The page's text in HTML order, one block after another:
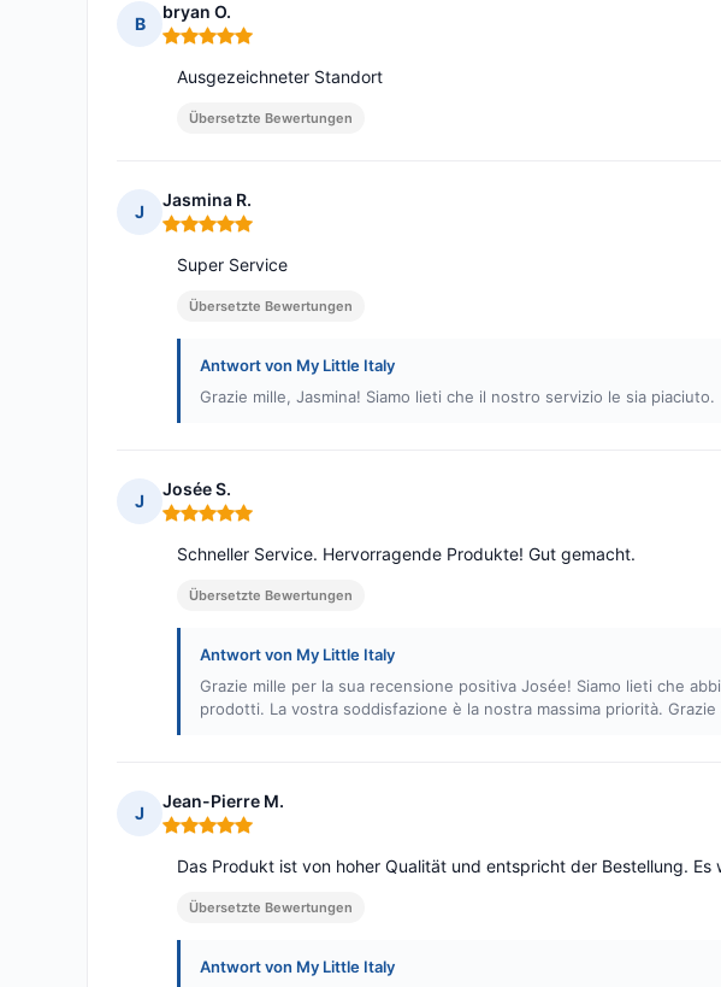
B
bryan O.
Hinweis: 5 von 5
Ausgezeichneter Standort
Übersetzte Bewertungen
J
Jasmina R.
Hinweis: 5 von 5
Super Service
Übersetzte Bewertungen
Antwort von My Little Italy
Grazie mille, Jasmina! Siamo lieti che il nostro servizio le sia piaciuto.
J
Josée S.
Hinweis: 5 von 5
Schneller Service. Hervorragende Produkte! Gut gemacht.
Übersetzte Bewertungen
Antwort von My Little Italy
Grazie mille per la sua recensione positiva Josée! Siamo lieti che
prodotti. La vostra soddisfazione è la nostra massima priorità.
J
Jean-Pierre M.
Hinweis: 5 von 5
Das Produkt ist von hoher Qualität und entspricht der Bestellung.
Übersetzte Bewertungen
Antwort von My Little Italy